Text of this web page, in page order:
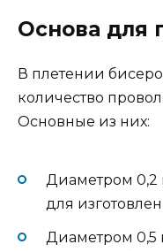
Основа для
В плетении
количество
Основные из них:
Диаметром 0,2
для
Диаметром 0,5